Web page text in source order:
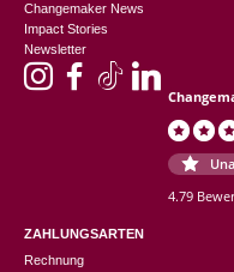
Changemaker News
Impact Stories
Newsletter
4.79
ZAHLUNGSARTEN
Rechnung